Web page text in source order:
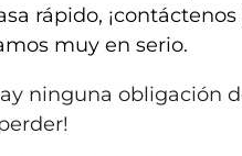
rápido,
muy en serio.
ninguna obligación